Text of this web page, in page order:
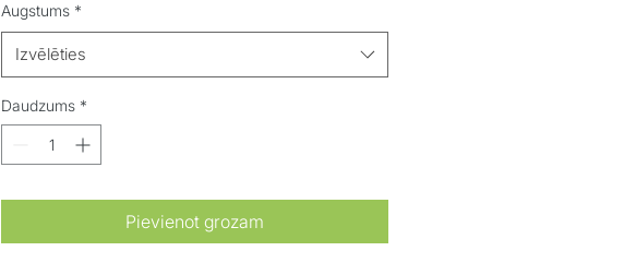
Augstums *
Izvēlēties
Daudzums *
Pievienot grozam